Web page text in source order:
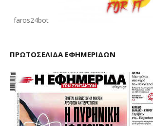
faros24bot
ΠΡΩΤΟΣΕΛΙΔΑ ΕΦΗΜΕΡΙΔΩΝ